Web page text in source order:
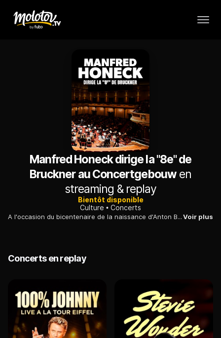
Manfred Honeck dirige la "8e" de
Bruckner au Concertgebouwen
streaming & replay
Bientôt disponible
Culture
Concerts
A l'occasion du bicentenaire de la naissance d'Anton Bruckner, l'Orchestre du Concertgebouw d'Amsterdam interprète sa "Symphonie n°8" en ut mineur.Voir plus
Concerts en replay